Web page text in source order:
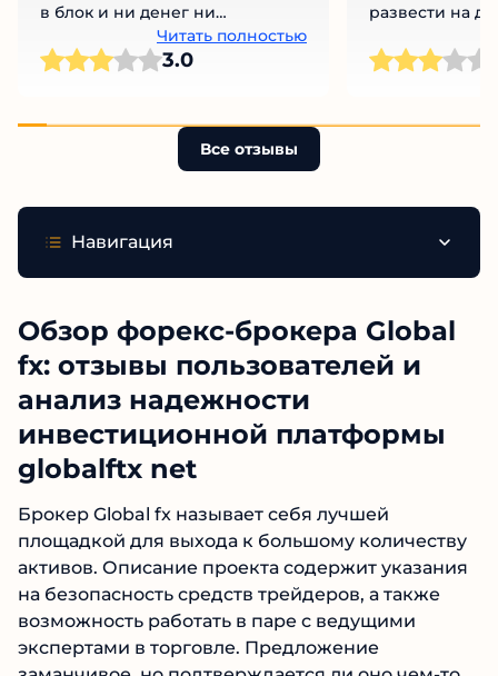
в блок и ни денег ни
вымышленного кума нет. Я
прям разочарован.
Читать полностью
3.0
развести на
Все отзывы
Навигация
Обзор форекс-брокера Global
fx: отзывы пользователей и
анализ надежности
инвестиционной платформы
globalftx net
Брокер Global fx называет себя лучшей
площадкой для выхода к большому
количеству активов. Описание проекта
содержит указания на безопасность средств
трейдеров, а также возможность работать в
паре с ведущими экспертами в торговле.